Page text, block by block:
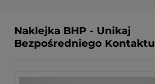
Naklejka BHP - Unikaj
Bezpośredniego Kontaktu